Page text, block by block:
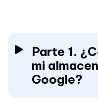
Parte 1.
mi
Google?